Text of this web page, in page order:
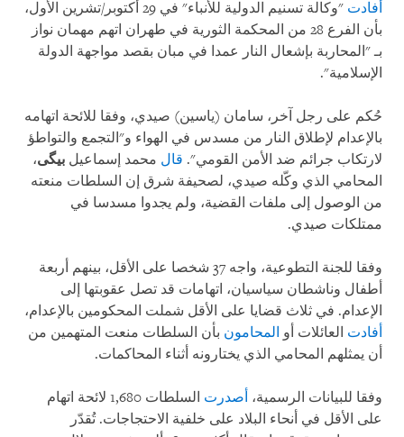
أفادت
"وكالة تسنيم الدولية للأنباء" في 29 أكتوبر/تشرين الأول،
بأن الفرع 28 من المحكمة الثورية في طهران اتهم مهمان نواز
بـ "المحاربة بإشعال النار عمدا في مبان بقصد مواجهة الدولة
الإسلامية".
حُكم على رجل آخر، سامان (ياسين) صيدي، وفقا للائحة اتهامه
بالإعدام لإطلاق النار من مسدس في الهواء و"التجمع والتواطؤ
لارتكاب جرائم ضد الأمن القومي". قال محمد إسماعيل بیگی،
المحامي الذي وكّله صيدي، لصحيفة شرق إن السلطات منعته
من الوصول إلى ملفات القضية، ولم يجدوا مسدسا في
ممتلكات صيدي.
وفقا للجنة التطوعية، واجه 37 شخصا على الأقل، بينهم أربعة
أطفال وناشطان سياسيان، اتهامات قد تصل عقوبتها إلى
الإعدام. في ثلاث قضايا على الأقل شملت المحكومين بالإعدام،
أفادت العائلات أو المحامون بأن السلطات منعت المتهمين من
أن يمثلهم المحامي الذي يختارونه أثناء المحاكمات.
وفقا للبيانات الرسمية، أصدرت
السلطات 1,680 لائحة اتهام
على الأقل في أنحاء البلاد على خلفية الاحتجاجات. تُقدّر